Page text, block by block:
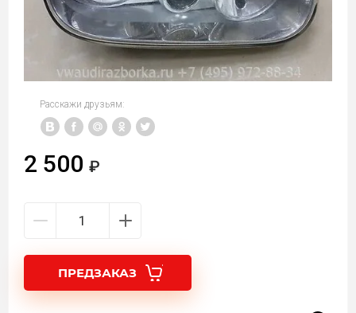
Расскажи друзьям:
2 500
ПРЕДЗАКАЗ